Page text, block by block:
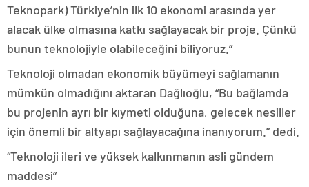
Teknopark) Türkiye’nin ilk 10 ekonomi arasında yer
alacak ülke olmasına katkı sağlayacak bir proje. Çünkü
bunun teknolojiyle olabileceğini biliyoruz.”
Teknoloji olmadan ekonomik büyümeyi sağlamanın
mümkün olmadığını aktaran Dağlıoğlu, “Bu bağlamda
bu projenin ayrı bir kıymeti olduğuna, gelecek nesiller
için önemli bir altyapı sağlayacağına inanıyorum.” dedi.
“Teknoloji ileri ve yüksek kalkınmanın asli gündem
maddesi”